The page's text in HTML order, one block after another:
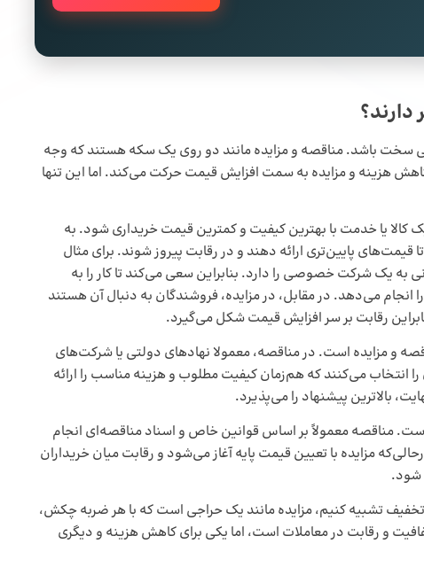
دارند؟
سخت باشد. مناقصه و مزایده مانند دو روی یک سکه هستند که وجه
هزینه و مزایده به سمت افزایش قیمت حرکت می‌کند. اما این تنها
یا خدمت با بهترین کیفیت و کمترین قیمت خریداری شود. به
پایین‌تری ارائه دهند و در رقابت پیروز شوند. برای مثال
به یک شرکت خصوصی را دارد. بنابراین سعی می‌کند تا کار را به
انجام می‌دهد. در مقابل، در مزایده، فروشندگان به دنبال آن هستند
رقابت بر سر افزایش قیمت شکل می‌گیرد.
و مزایده است. در مناقصه، معمولا نهادهای دولتی یا شرکت‌های
انتخاب می‌کنند که هم‌زمان کیفیت مطلوب و هزینه مناسب را ارائه
بالاترین پیشنهاد را می‌پذیرد.
مناقصه معمولاً بر اساس قوانین خاص و اسناد مناقصه‌ای انجام
مزایده با تعیین قیمت پایه آغاز می‌شود و رقابت میان خریداران
شود.
تخفیف تشبیه کنیم، مزایده مانند یک حراجی است که با هر ضربه چکش،
و رقابت در معاملات است، اما یکی برای کاهش هزینه و دیگری